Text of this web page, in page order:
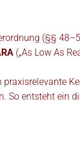
(§§
(„As Low As
entsteht ein